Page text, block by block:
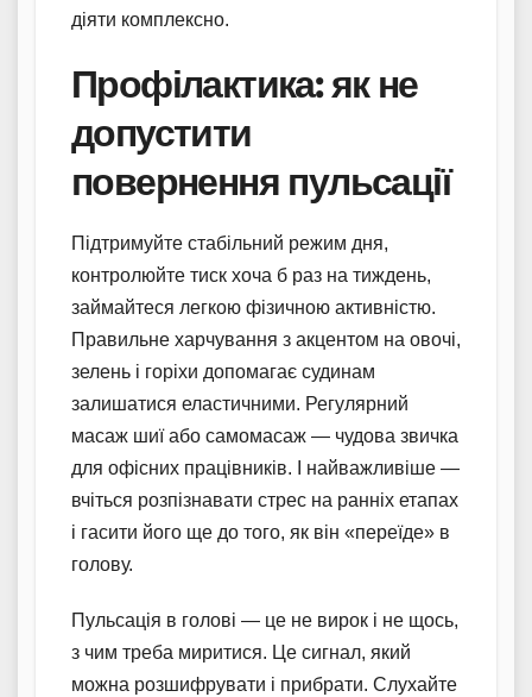
діяти комплексно.
Профілактика: як не
допустити
повернення пульсації
Підтримуйте стабільний режим дня,
контролюйте тиск хоча б раз на тиждень,
займайтеся легкою фізичною активністю.
Правильне харчування з акцентом на овочі,
зелень і горіхи допомагає судинам
залишатися еластичними. Регулярний
масаж шиї або самомасаж — чудова звичка
для офісних працівників. І найважливіше —
вчіться розпізнавати стрес на ранніх етапах
і гасити його ще до того, як він «переїде» в
голову.
Пульсація в голові — це не вирок і не щось,
з чим треба миритися. Це сигнал, який
можна розшифрувати і прибрати. Слухайте